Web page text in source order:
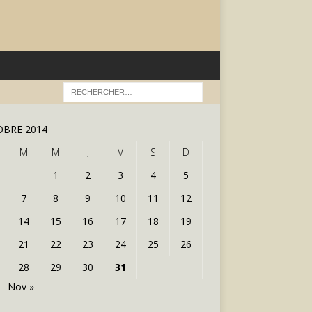
2014
M M J V S
D
1
2 3 4
5
7 8 9 10 11
12
14 15 16 17 18
19
21 22 23 24 25
26
28 29 30
31
Nov »